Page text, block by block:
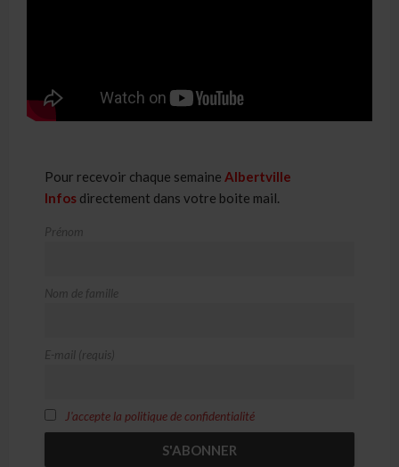
Pour recevoir chaque semaine Albertville
Infos directement dans votre boite mail.
Prénom
Nom de famille
E-mail (requis)
J'accepte la politique de confidentialité